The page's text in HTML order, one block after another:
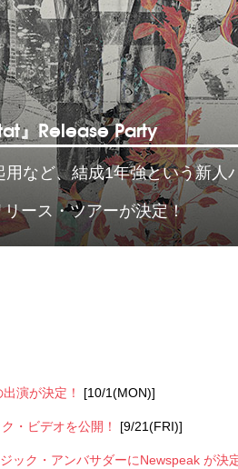
』Release Party
など、結成1年強という新人
ース・ツアーが決定！
演が決定！ [10/1(MON)]
・ビデオを公開！ [9/21(FRI)]
ック・アンバサダーにNewspeak が決